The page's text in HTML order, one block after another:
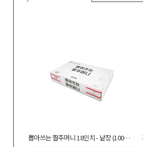
뽑아쓰는 짤주머니 18인치 - 낱장 (100장)_CUW